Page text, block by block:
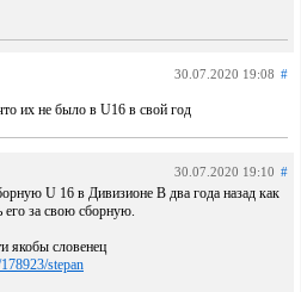
30.07.2020 19:08 #
их не было в U16 в свой год
30.07.2020 19:10 #
U 16 в Дивизионе B два года назад как
его за свою сборную.
якобы словенец
stepan